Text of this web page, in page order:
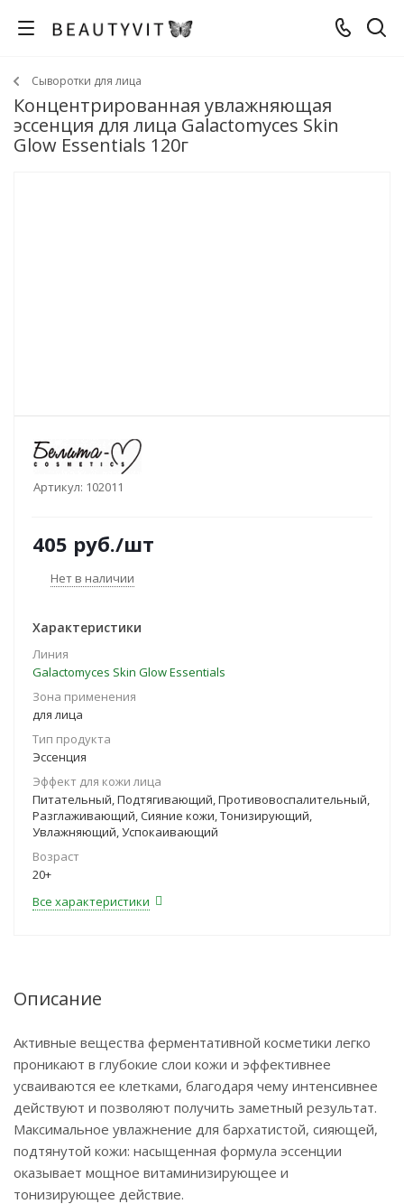
Сыворотки для лица
Концентрированная увлажняющая
эссенция для лица Galactomyces Skin
Glow Essentials 120г
Артикул: 102011
405 руб./шт
Нет в наличии
Характеристики
Линия
Galactomyces Skin Glow Essentials
Зона применения
для лица
Тип продукта
Эссенция
Эффект для кожи лица
Питательный, Подтягивающий, Противовоспалительный,
Разглаживающий, Сияние кожи, Тонизирующий,
Увлажняющий, Успокаивающий
Возраст
20+
Все характеристики
Описание
Активные вещества ферментативной косметики легко
проникают в глубокие слои кожи и эффективнее
усваиваются ее клетками, благодаря чему интенсивнее
действуют и позволяют получить заметный результат.
Максимальное увлажнение для бархатистой, сияющей,
подтянутой кожи: насыщенная формула эссенции
оказывает мощное витаминизирующее и
тонизирующее действие.